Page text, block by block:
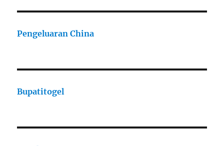
Pengeluaran China
Bupatitogel